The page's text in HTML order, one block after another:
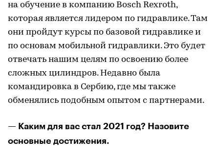
на обучение в компанию Bosch Rexroth,
которая является лидером по гидравлике. Там
они пройдут курсы по базовой гидравлике и
по основам мобильной гидравлики. Это будет
отвечать нашим целям по освоению более
сложных цилиндров. Недавно была
командировка в Сербию, где мы также
обменялись подобным опытом с партнерами.
— Каким для вас стал 2021 год? Назовите
основные достижения.